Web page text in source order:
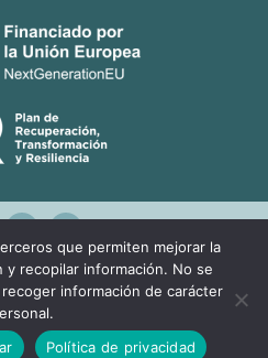
Agencia Marketing Online
que permiten mejorar la
y recopilar información. No se
información de carácter
Política de privacidad